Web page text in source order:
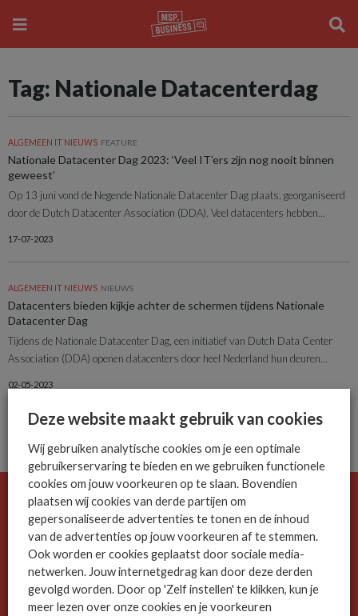
Tag: Nationale Datacenterdag
ALGEMEEN IT NIEUWS FEATURE
Nationale Datacenter Dag 2023: ‘Veel IT’ers zijn nog nooit binnen
geweest’
Op 13 juni vond de Negende Nationale Datacenter Dag plaats, georganiseerd
door de Dutch Datacenter Association (DDA). Veel datacenters hebben...
17-07-2023
ALGEMEEN IT NIEUWS NIEUWS
Datacenters bieden kijkje achter de schermen tijdens Nationale
Datacenter Dag
Tijdens de Nationale Datacenter Dag, een initiatief van Dutch Data Center
Association (DDA) openen datacenters door heel Nederland hun deuren...
02-05-2023
De ICT-wereld is snel. Mis niets.
Meld je nu aan voor de MSP Business nieuwsbrief.
AANMELDEN
Deze website maakt gebruik van cookies
Wij gebruiken analytische cookies om je een optimale
gebruikerservaring te bieden en we gebruiken functionele
cookies om jouw voorkeuren op te slaan. Bovendien
plaatsen wij cookies van derde partijen om
gepersonaliseerde advertenties te tonen en de inhoud
van de advertenties op jouw voorkeuren af te stemmen.
Ook worden er cookies geplaatst door sociale media-
netwerken. Jouw internetgedrag kan door deze derden
gevolgd worden. Door op 'Zelf instellen' te klikken, kun je
meer lezen over onze cookies en je voorkeuren